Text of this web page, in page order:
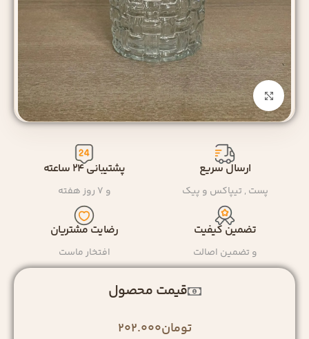
بزرگنمایی تصویر
ارسال سریع
پست , تیپاکس و پیک
پشتیبانی ۲۴ ساعته
و ۷ روز هفته
تضمین کیفیت
و تضمین اصالت
رضایت مشتریان
افتخار ماست
قیمت محصول
تومان202.000